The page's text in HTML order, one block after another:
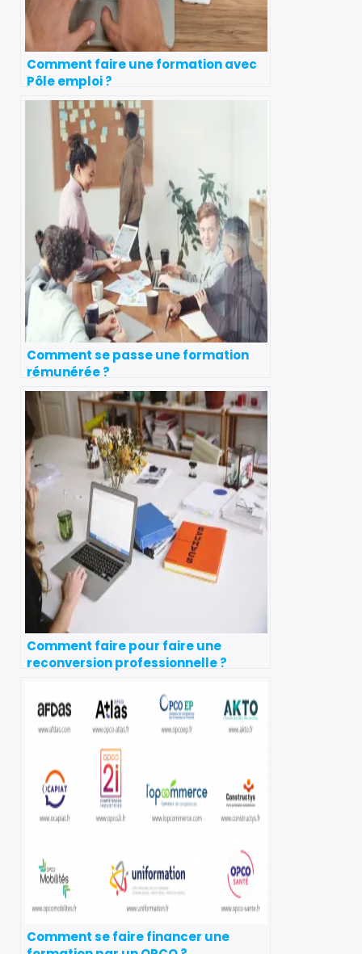
Comment faire une formation avec
Pôle emploi ?
Comment se passe une formation
rémunérée ?
Comment faire pour faire une
reconversion professionnelle ?
Comment se faire financer une